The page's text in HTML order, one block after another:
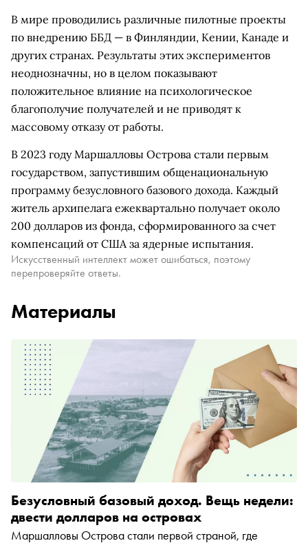
В мире проводились различные пилотные проекты
по внедрению ББД — в Финляндии, Кении, Канаде и
других странах. Результаты этих экспериментов
неоднозначны, но в целом показывают
положительное влияние на психологическое
благополучие получателей и не приводят к
массовому отказу от работы.
В 2023 году Маршалловы Острова стали первым
государством, запустившим общенациональную
программу безусловного базового дохода. Каждый
житель архипелага ежеквартально получает около
200 долларов из фонда, сформированного за счет
компенсаций от США за ядерные испытания.
Искусственный интеллект может ошибаться, поэтому
перепроверяйте ответы.
Материалы
Безусловный базовый доход. Вещь недели:
двести долларов на островах
Маршалловы Острова стали первой страной, где